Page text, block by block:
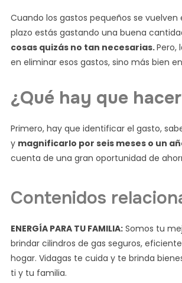
Cuando los gastos pequeños se vuelven
plazo estás gastando una buena
cosas quizás no tan necesarias.Pero,
en eliminar esos gastos, sino más bien en
¿Qué hay que
Primero, hay que identificar el gasto,
y magnificarlo por seis meses o un
cuenta de una gran oportunidad de
Contenidos
ENERGÍA PARA TU FAMILIA:Somos tu
brindar cilindros de gas seguros,
hogar. Vidagas te cuida y te brinda
ti y tu familia.